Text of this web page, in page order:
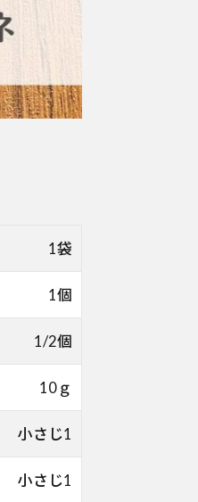
1袋
1個
1/2個
10ｇ
小さじ1
小さじ1